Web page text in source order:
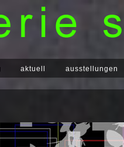
aktuell ausstellungen